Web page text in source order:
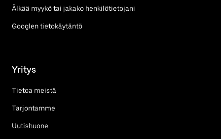
Älkää myykö tai jakako henkilötietojani
Googlen tietokäytäntö
Yritys
Tietoa meistä
Tarjontamme
Uutishuone